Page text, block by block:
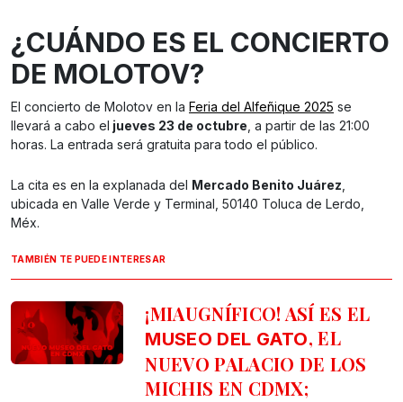
¿CUÁNDO ES EL CONCIERTO
DE MOLOTOV?
El concierto de Molotov en la Feria del Alfeñique 2025 se
llevará a cabo el jueves 23 de octubre , a partir de las 21:00
horas. La entrada será gratuita para todo el público.
La cita es en la explanada del Mercado Benito Juárez
ubicada en Valle Verde y Terminal, 50140 Toluca de Lerdo,
Méx.
TAMBIÉN TE PUEDE INTERESAR
¡MIAUGNÍFICO! ASÍ ES EL
MUSEO DEL GATO, EL
NUEVO PALACIO DE LOS
MICHIS EN CDMX;